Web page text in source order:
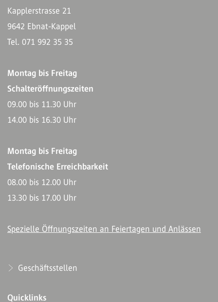
Kapplerstrasse 21
9642 Ebnat-Kappel
Tel. 071 992 35 35
Montag bis Freitag
Schalteröffnungszeiten
09.00 bis 11.30 Uhr
14.00 bis 16.30 Uhr
Montag bis Freitag
Telefonische Erreichbarkeit
08.00 bis 12.00 Uhr
13.30 bis 17.00 Uhr
Spezielle Öffnungszeiten an Feiertagen und Anlässen
Geschäftsstellen
Quicklinks